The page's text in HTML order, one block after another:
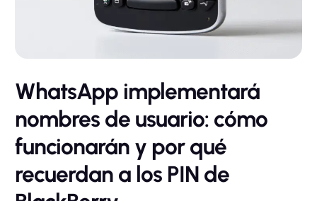
WhatsApp implementará
nombres de usuario: cómo
funcionarán y por qué
recuerdan a los PIN de